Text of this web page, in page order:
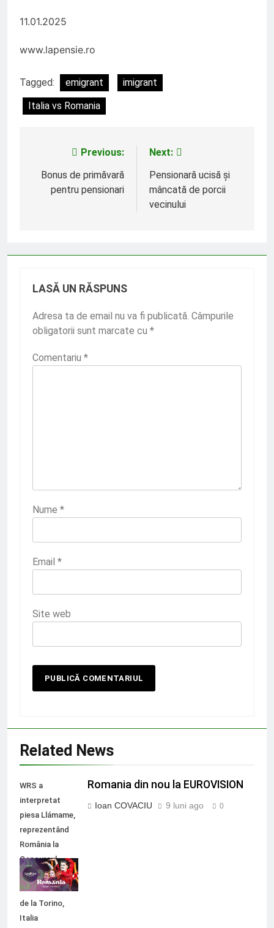
11.01.2025
www.lapensie.ro
Tagged: emigrant
imigrant
Italia vs Romania
Navigare
în
articole
Previous:
Bonus de primăvară
pentru pensionari
Next:
Pensionară ucisă și
mâncată de porcii
vecinului
LASĂ UN RĂSPUNS
Adresa ta de email nu va fi publicată. Câmpurile
obligatorii sunt marcate cu *
Comentariu *
Nume *
Email *
Site web
Related News
WRS a
interpretat
piesa Llámame,
reprezentând
România la
Concursul
Muzical
Eurovision 2022
de la Torino,
Italia
Romania din nou la EUROVISION
Ioan COVACIU 9 luni ago 0